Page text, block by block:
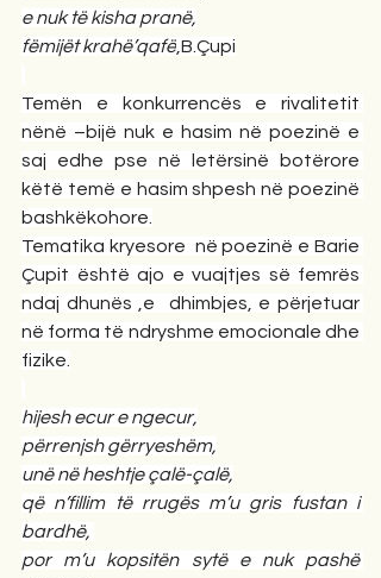
e nuk të kisha pranë,
fëmijët krahë’qafë ,B.Çupi
Temën e konkurrencës e rivalitetit
nënë –bijë nuk e hasim në poezinë e
saj edhe pse në letërsinë botërore
këtë temë e hasim shpesh në poezinë
bashkëkohore.
Tematika kryesore  në poezinë e Barie
Çupit është ajo e vuajtjes së femrës
ndaj dhunës ,e  dhimbjes, e përjetuar
në forma të ndryshme emocionale dhe
fizike.
hijesh ecur e ngecur,
përrenjsh gërryeshëm,
unë në heshtje çalë-çalë,
që n’fillim të rrugës m’u gris fustan i
bardhë,
por m’u kopsitën sytë e nuk pashë